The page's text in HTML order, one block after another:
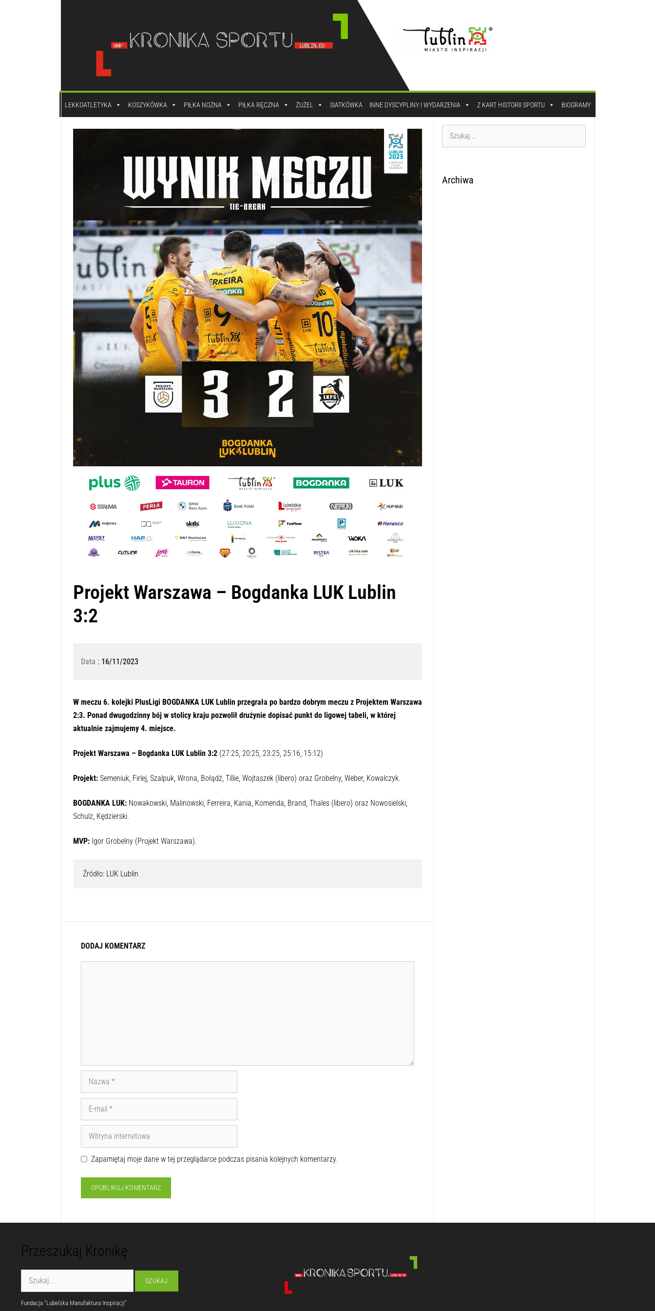
LEKKOATLETYKA KOSZYKÓWKA PIŁKA NOŻNA PIŁKA RĘCZNA ŻUŻEL SIATKÓWKA INNE DYSCYPLINY I WYDARZENIA Z KART HISTORII SPORTU BIOGRAMY
Projekt Warszawa – Bogdanka LUK Lublin
3:2
Data : 16/11/2023
W meczu 6. kolejki PlusLigi BOGDANKA LUK Lublin przegrała po bardzo dobrym meczu z Projektem Warszawa
2:3. Ponad dwugodzinny bój w stolicy kraju pozwolił drużynie dopisać punkt do ligowej tabeli, w której
aktualnie zajmujemy 4. miejsce.
Projekt Warszawa – Bogdanka LUK Lublin 3:2 (27:25, 20:25, 23:25, 25:16, 15:12)
Projekt:Semeniuk, Firlej, Szalpuk, Wrona, Bołądź, Tillie, Wojtaszek (libero) oraz Grobelny, Weber, Kowalczyk.
BOGDANKA LUK:Nowakowski, Malinowski, Ferreira, Kania, Komenda, Brand, Thales (libero) oraz Nowosielski,
Schulz, Kędzierski.
MVP:Igor Grobelny (Projekt Warszawa).
Źródło: LUK Lublin
DODAJ KOMENTARZ
Zapamiętaj moje dane w tej przeglądarce podczas pisania kolejnych komentarzy.
Archiwa
Przeszukaj Kronikę
Fundacja "Lubelska Manufaktura Inspiracji"